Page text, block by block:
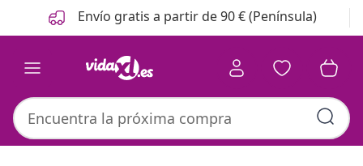
Anterior
Siguiente Envío gratis a partir de 90 € (Península)